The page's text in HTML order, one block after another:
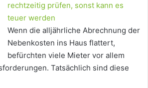
rechtzeitig prüfen, sonst kann es
teuer werden
Wenn die alljährliche Abrechnung der
Nebenkosten ins Haus flattert,
befürchten viele Mieter vor allem
Tatsächlich sind diese